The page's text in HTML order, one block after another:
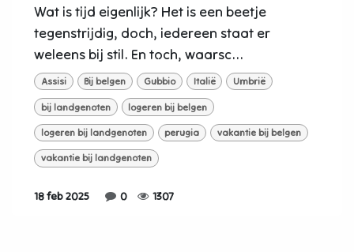
Wat is tijd eigenlijk? Het is een beetje
tegenstrijdig, doch, iedereen staat er
weleens bij stil. En toch, waarsc...
Assisi Bij belgen Gubbio Italië Umbrië
bij landgenoten logeren bij belgen
logeren bij landgenoten perugia vakantie bij belgen
vakantie bij landgenoten
18 feb 2025 0 1307